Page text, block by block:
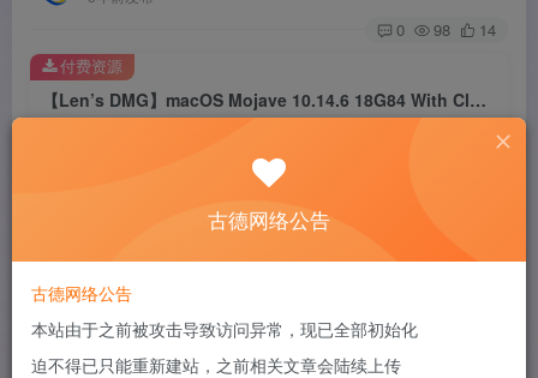
0 98 14
【Len’s DMG】macOS Mojave 10.14.6 18G84 With Clover 5027 and OC 双引导
￥2
免费
付费资源
古德网络公告
古德网络公告
本站由于之前被攻击导致访问异常，现已全部初始化
迫不得已只能重新建站，之前相关文章会陆续上传